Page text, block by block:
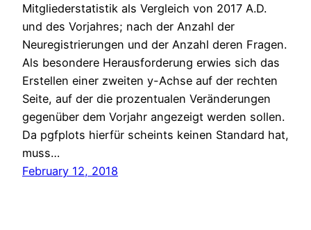
Mitgliederstatistik als Vergleich von 2017 A.D.
und des Vorjahres; nach der Anzahl der
Neuregistrierungen und der Anzahl deren Fragen.
Als besondere Herausforderung erwies sich das
Erstellen einer zweiten y-Achse auf der rechten
Seite, auf der die prozentualen Veränderungen
gegenüber dem Vorjahr angezeigt werden sollen.
Da pgfplots hierfür scheints keinen Standard hat,
muss…
February 12, 2018